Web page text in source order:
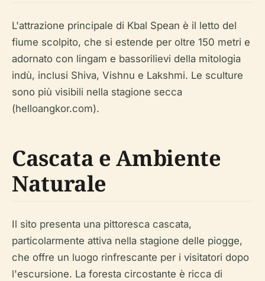
L'attrazione principale di Kbal Spean è il letto del
fiume scolpito, che si estende per oltre 150 metri e
adornato con lingam e bassorilievi della mitologia
indù, inclusi Shiva, Vishnu e Lakshmi. Le sculture
sono più visibili nella stagione secca
(helloangkor.com).
Cascata e Ambiente
Naturale
Il sito presenta una pittoresca cascata,
particolarmente attiva nella stagione delle piogge,
che offre un luogo rinfrescante per i visitatori dopo
l'escursione. La foresta circostante è ricca di